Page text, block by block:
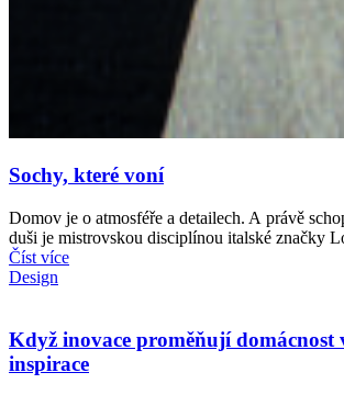
Sochy, které voní
Domov je o atmosféře a detailech. A právě
duši je mistrovskou disciplínou italské značky
Číst více
Design
Když inovace proměňují domácnost
inspirace